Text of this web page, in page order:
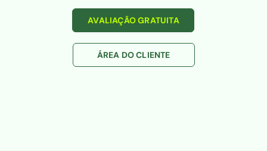
AVALIAÇÃO GRATUITA
ÁREA DO CLIENTE